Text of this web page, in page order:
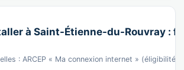
à Saint-Étienne-du-Rouvray :
: ARCEP « Ma connexion internet » (éligibilité